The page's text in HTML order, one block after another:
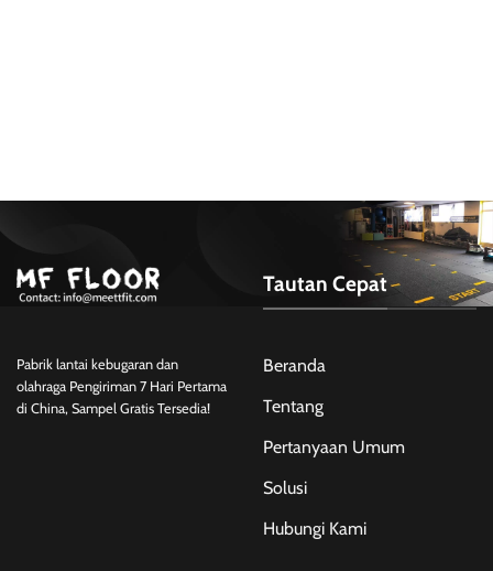
Pabrik lantai kebugaran dan
olahraga Pengiriman 7 Hari Pertama
di China, Sampel Gratis Tersedia!
Tautan Cepat
Beranda
Tentang
Pertanyaan Umum
Solusi
Hubungi Kami